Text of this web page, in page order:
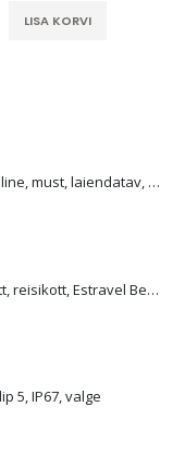
LISA KORVI
Reisikohver 68 cm, 8-rattaline, must, laiendatav, TSA koodlukk, Samsonite Upscape
LOQI kandekott, rannakott, reisikott, Estravel Beach Bag
5, IP67, valge